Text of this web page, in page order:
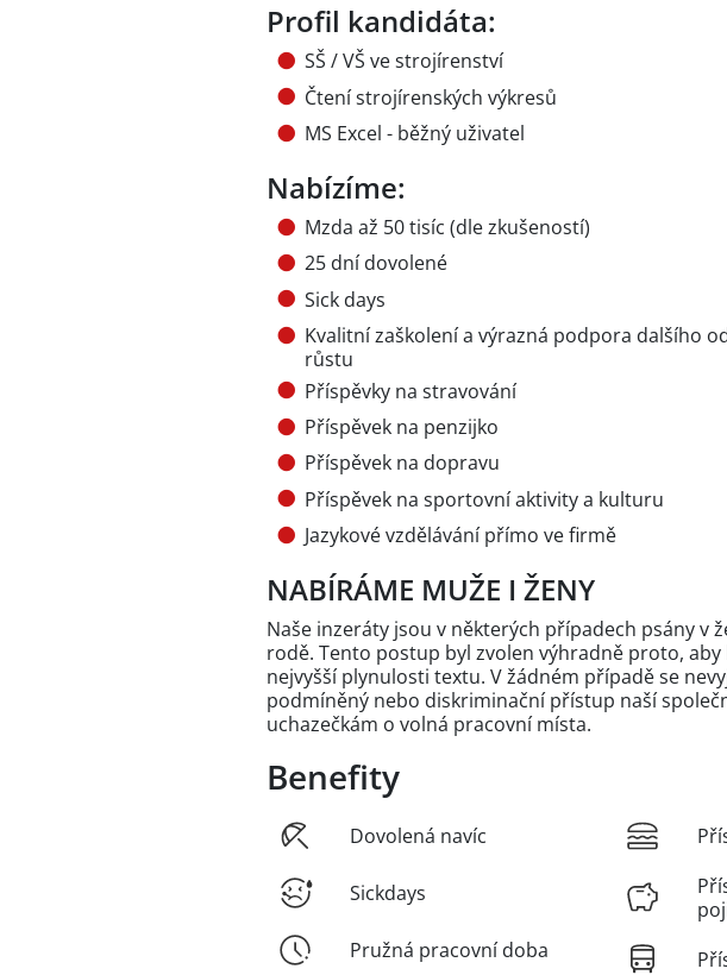
Profil kandidáta:
SŠ / VŠ ve strojírenství
Čtení strojírenských výkresů
MS Excel - běžný uživatel
Nabízíme:
Mzda až 50 tisíc (dle zkušeností)
25 dní dovolené
Sick days
Kvalitní zaškolení a výrazná podpora dalšího
růstu
Příspěvky na stravování
Příspěvek na penzijko
Příspěvek na dopravu
Příspěvek na sportovní aktivity a kulturu
Jazykové vzdělávání přímo ve firmě
NABÍRÁME MUŽE I ŽENY
Naše inzeráty jsou v některých případech psány v
rodě. Tento postup byl zvolen výhradně proto, aby
nejvyšší plynulosti textu. V žádném případě se
podmíněný nebo diskriminační přístup naší
uchazečkám o volná pracovní místa.
Benefity
Dovolená navíc
Sickdays
Pružná pracovní doba